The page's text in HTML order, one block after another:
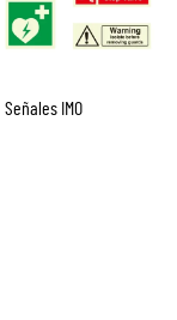
Señales IMO